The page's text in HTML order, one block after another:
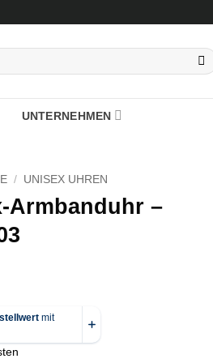
UNTERNEHMEN
/ UNISEX UHREN
Armbanduhr –